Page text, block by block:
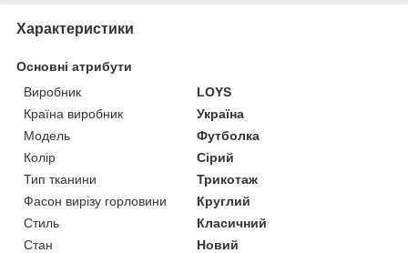
Характеристики
Основні атрибути
Виробник
LOYS
Країна виробник
Україна
Модель
Футболка
Колір
Сірий
Тип тканини
Трикотаж
Фасон вирізу горловини
Круглий
Стиль
Класичний
Стан
Новий